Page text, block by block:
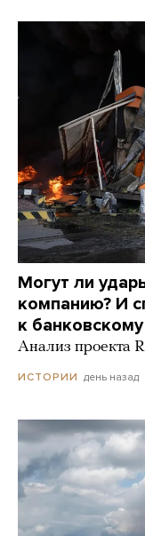
Могут ли
компанию? И
к
Анализ проекта
ИСТОРИИ день назад